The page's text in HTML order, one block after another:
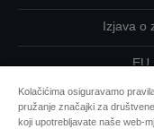
Izjava o
EU
Kolačićima osiguravamo
pružanje značajki za
koji upotrebljavate naše web-